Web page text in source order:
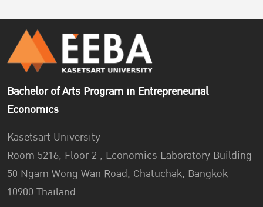
The competition was organized by the
Association of Thailand” to provide opportunities for
students to compete for ideas through real action for brand
modernization to the“Thailand Post”. There are 175
teams participating in this competition from across the
“Participating in J-Mat Brand Planning Competition not
only allows us to learn how to work with others but also
Bachelor of Arts Program in Entrepreneurial
Economics
Kasetsart University
Room 5216, Floor 2 , Economics Laboratory Building
50 Ngam Wong Wan Road, Chatuchak, Bangkok
10900 Thailand